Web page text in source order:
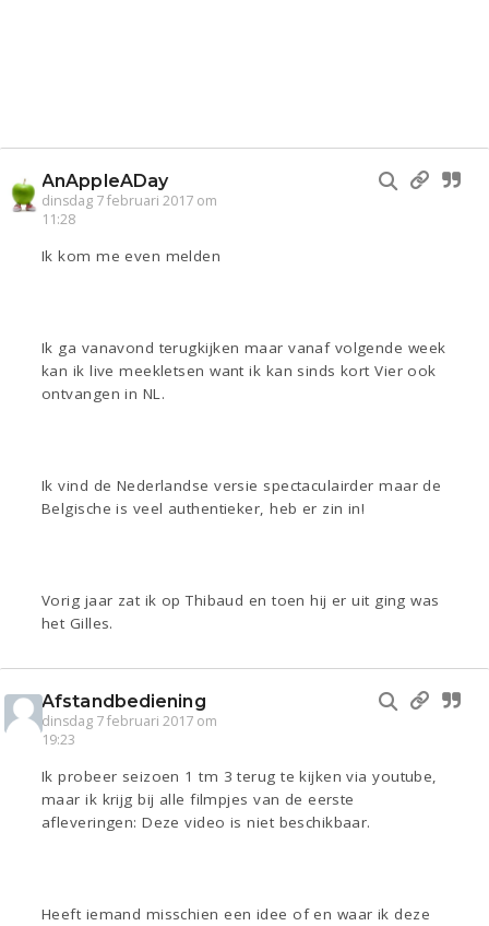
AnAppleADay
dinsdag 7 februari 2017 om
11:28
Ik kom me even melden
Ik ga vanavond terugkijken maar vanaf volgende week
kan ik live meekletsen want ik kan sinds kort Vier ook
ontvangen in NL.
Ik vind de Nederlandse versie spectaculairder maar de
Belgische is veel authentieker, heb er zin in!
Vorig jaar zat ik op Thibaud en toen hij er uit ging was
het Gilles.
Afstandbediening
dinsdag 7 februari 2017 om
19:23
Ik probeer seizoen 1 tm 3 terug te kijken via youtube,
maar ik krijg bij alle filmpjes van de eerste
afleveringen: Deze video is niet beschikbaar.
Heeft iemand misschien een idee of en waar ik deze